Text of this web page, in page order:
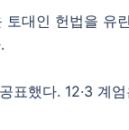
대인 헌법을 유
표했다. 12·3 계